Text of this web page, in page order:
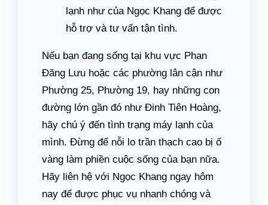
lạnh như của Ngọc Khang để được
hỗ trợ và tư vấn tận tình.
Nếu bạn đang sống tại khu vực Phan
Đăng Lưu hoặc các phường lân cận như
Phường 25, Phường 19, hay những con
đường lớn gần đó như Đinh Tiên Hoàng,
hãy chú ý đến tình trạng máy lạnh của
mình. Đừng để nỗi lo trần thạch cao bị ố
vàng làm phiền cuộc sống của bạn nữa.
Hãy liên hệ với Ngọc Khang ngay hôm
nay để được phục vụ nhanh chóng và